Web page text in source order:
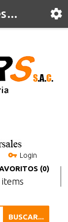
Login
(0)
items
BUSCAR...
Búsqueda - Etiqueta - esp8266